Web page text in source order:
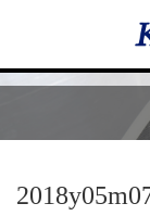
Menu